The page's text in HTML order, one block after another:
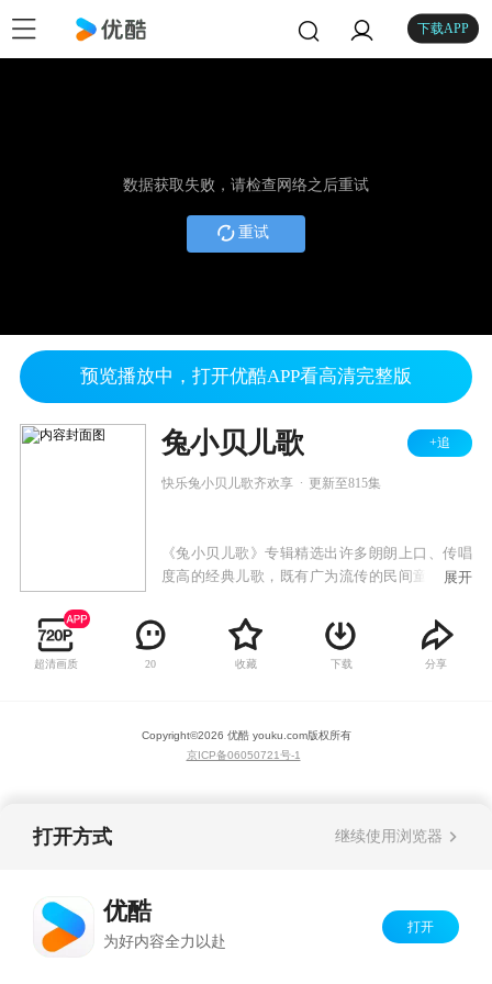
下载APP
数据获取失败，请检查网络之后重试
重试
预览播放中，打开优酷APP看高清完整版
兔小贝儿歌 +追
快乐兔小贝儿歌齐欢享 更新至815集
《兔小贝儿歌》专辑精选出许多朗朗上口、传唱
度高的经典儿歌，既有广为流传的民间童谣，也
可爱的卡通形象，通过小歌手们童稚的嗓音为大
家带来全新的儿歌世界。《兔小贝儿歌》专辑符
合当代审美、时代潮流的高品质儿歌动画，韵律
欢乐的音乐氛围，还能从歌曲中学习语言，培养
美感，启发益智，增长见识。
展开
超清画质 20 收藏 下载 分享
Copyright©2026 优酷 youku.com版权所有
京ICP备06050721号-1
打开方式 继续使用浏览器
优酷
为好内容全力以赴
打开